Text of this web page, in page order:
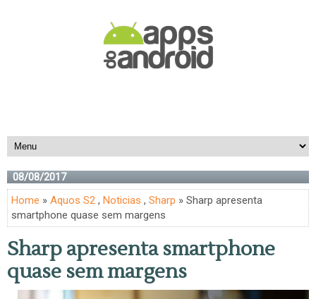
08/08/2017
Home » Aquos S2 , Noticias , Sharp » Sharp apresenta
smartphone quase sem margens
Sharp apresenta smartphone
quase sem margens